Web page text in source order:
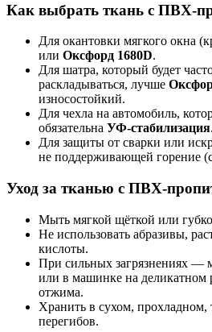
Как выбрать ткань с ПВХ-
Для окантовки мягкого окна
или Оксфорд 1680D.
Для шатра, который будет
раскладываться, лучше
износостойкий.
Для чехла на автомобиль,
обязательна УФ-стабилизация.
Для защиты от сварки или
не поддерживающей горение
Уход за тканью с ПВХ-
Мыть мягкой щёткой или
Не использовать абразивы,
кислоты.
При сильных загрязнениях —
или в машинке на деликатном
отжима.
Хранить в сухом, прохладном,
перегибов.